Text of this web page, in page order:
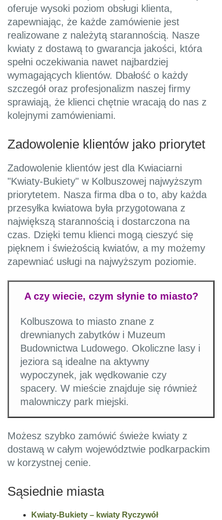
oferuje wysoki poziom obsługi klienta,
zapewniając, że każde zamówienie jest
realizowane z należytą starannością. Nasze
kwiaty z dostawą to gwarancja jakości, która
spełni oczekiwania nawet najbardziej
wymagających klientów. Dbałość o każdy
szczegół oraz profesjonalizm naszej firmy
sprawiają, że klienci chętnie wracają do nas z
kolejnymi zamówieniami.
Zadowolenie klientów jako priorytet
Zadowolenie klientów jest dla Kwiaciarni
"Kwiaty-Bukiety" w Kolbuszowej najwyższym
priorytetem. Nasza firma dba o to, aby każda
przesyłka kwiatowa była przygotowana z
największą starannością i dostarczona na
czas. Dzięki temu klienci mogą cieszyć się
pięknem i świeżością kwiatów, a my możemy
zapewniać usługi na najwyższym poziomie.
A czy wiecie, czym słynie to miasto?
Kolbuszowa to miasto znane z
drewnianych zabytków i Muzeum
Budownictwa Ludowego. Okoliczne lasy i
jeziora są idealne na aktywny
wypoczynek, jak wędkowanie czy
spacery. W mieście znajduje się również
malowniczy park miejski.
Możesz szybko zamówić świeże kwiaty z
dostawą w całym województwie podkarpackim
w korzystnej cenie.
Sąsiednie miasta
Kwiaty-Bukiety – kwiaty Ryczywół